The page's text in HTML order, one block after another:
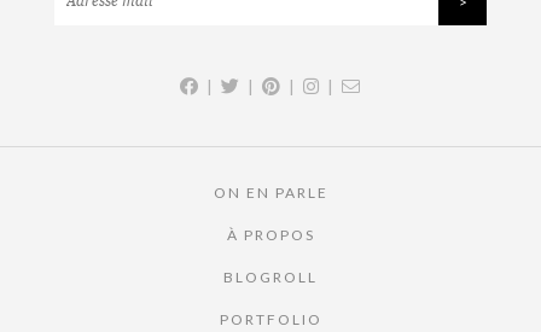
| | | |
ON EN PARLE
À PROPOS
BLOGROLL
PORTFOLIO